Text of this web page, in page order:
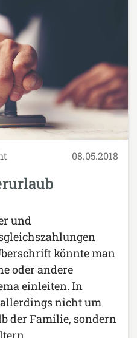
08.05.2018
und
könnte man
oder andere
einleiten. In
nicht um
der Familie, sondern